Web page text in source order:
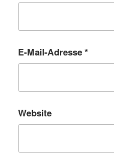
E-Mail-Adresse*
Website